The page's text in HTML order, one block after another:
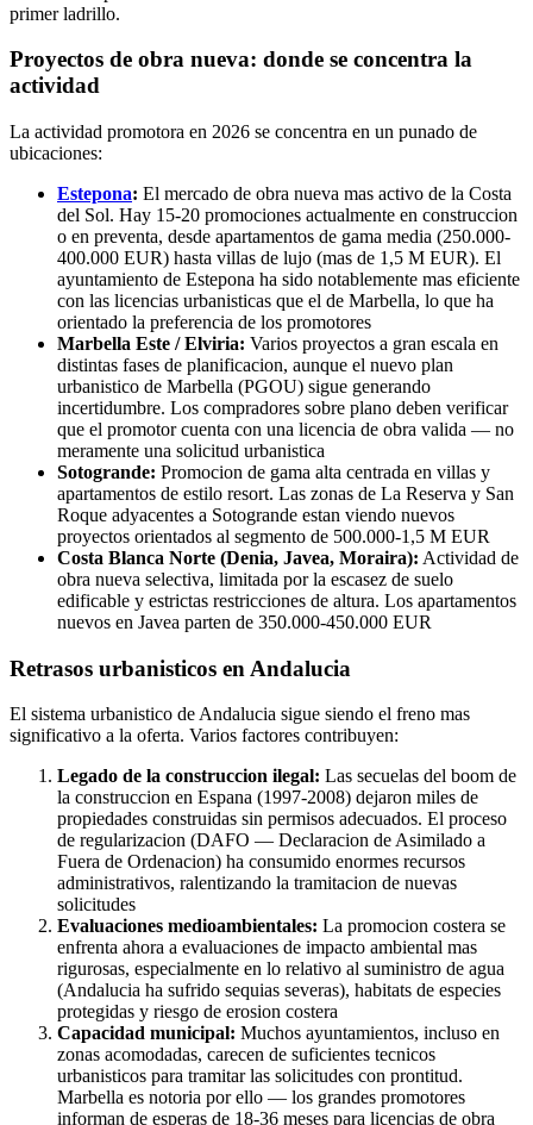
primer ladrillo.
Proyectos de obra nueva: donde se concentra la
actividad
La actividad promotora en 2026 se concentra en un punado de
ubicaciones:
Estepona: El mercado de obra nueva mas activo de la Costa
del Sol. Hay 15-20 promociones actualmente en construccion
o en preventa, desde apartamentos de gama media (250.000-
400.000 EUR) hasta villas de lujo (mas de 1,5 M EUR). El
ayuntamiento de Estepona ha sido notablemente mas eficiente
con las licencias urbanisticas que el de Marbella, lo que ha
orientado la preferencia de los promotores
Marbella Este / Elviria: Varios proyectos a gran escala en
distintas fases de planificacion, aunque el nuevo plan
urbanistico de Marbella (PGOU) sigue generando
incertidumbre. Los compradores sobre plano deben verificar
que el promotor cuenta con una licencia de obra valida — no
meramente una solicitud urbanistica
Sotogrande: Promocion de gama alta centrada en villas y
apartamentos de estilo resort. Las zonas de La Reserva y San
Roque adyacentes a Sotogrande estan viendo nuevos
proyectos orientados al segmento de 500.000-1,5 M EUR
Costa Blanca Norte (Denia, Javea, Moraira): Actividad de
obra nueva selectiva, limitada por la escasez de suelo
edificable y estrictas restricciones de altura. Los apartamentos
nuevos en Javea parten de 350.000-450.000 EUR
Retrasos urbanisticos en Andalucia
El sistema urbanistico de Andalucia sigue siendo el freno mas
significativo a la oferta. Varios factores contribuyen:
Legado de la construccion ilegal: Las secuelas del boom de
la construccion en Espana (1997-2008) dejaron miles de
propiedades construidas sin permisos adecuados. El proceso
de regularizacion (DAFO — Declaracion de Asimilado a
Fuera de Ordenacion) ha consumido enormes recursos
administrativos, ralentizando la tramitacion de nuevas
solicitudes
Evaluaciones medioambientales: La promocion costera se
enfrenta ahora a evaluaciones de impacto ambiental mas
rigurosas, especialmente en lo relativo al suministro de agua
(Andalucia ha sufrido sequias severas), habitats de especies
protegidas y riesgo de erosion costera
Capacidad municipal: Muchos ayuntamientos, incluso en
zonas acomodadas, carecen de suficientes tecnicos
urbanisticos para tramitar las solicitudes con prontitud.
Marbella es notoria por ello — los grandes promotores
informan de esperas de 18-36 meses para licencias de obra